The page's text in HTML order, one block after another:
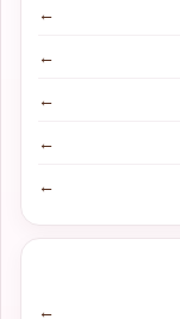
←
←
←
←
←
←